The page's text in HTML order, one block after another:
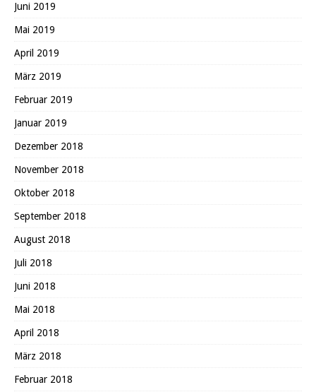
Juni 2019
Mai 2019
April 2019
März 2019
Februar 2019
Januar 2019
Dezember 2018
November 2018
Oktober 2018
September 2018
August 2018
Juli 2018
Juni 2018
Mai 2018
April 2018
März 2018
Februar 2018